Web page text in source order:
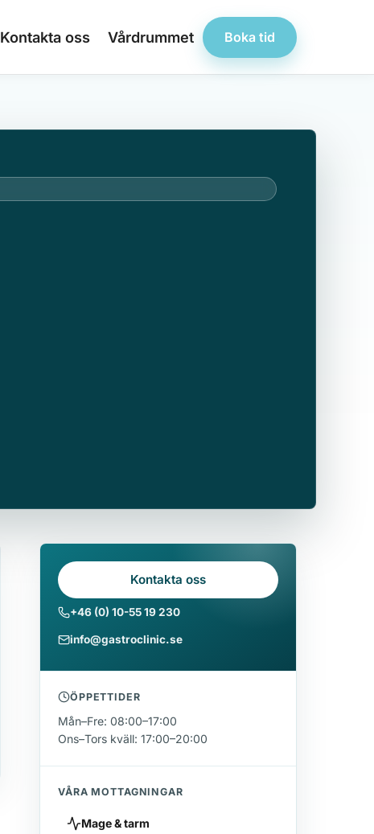
Kontakta oss Vårdrummet Boka tid
Kontakta oss
+46 (0) 10-55 19 230
info@gastroclinic.se
ÖPPETTIDER
Mån–Fre: 08:00–17:00
Ons–Tors kväll: 17:00–20:00
VÅRA MOTTAGNINGAR
Mage & tarm